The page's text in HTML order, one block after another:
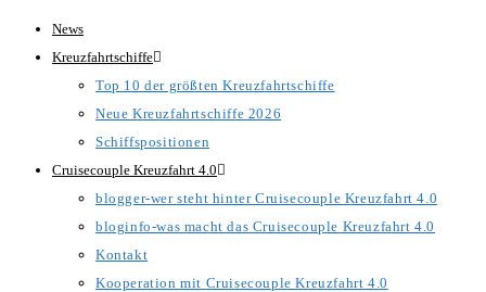
Zum
Inhalt
News
Kreuzfahrtschiffe
Top 10 der größten Kreuzfahrtschiffe
Neue Kreuzfahrtschiffe 2026
Schiffspositionen
Cruisecouple Kreuzfahrt 4.0
blogger-wer steht hinter Cruisecouple Kreuzfahrt 4.0
bloginfo-was macht das Cruisecouple Kreuzfahrt 4.0
Kontakt
Kooperation mit Cruisecouple Kreuzfahrt 4.0